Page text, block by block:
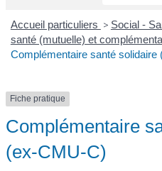
Accueil particuliers > Social -
santé (mutuelle) et
Complémentaire santé solidaire
Fiche pratique
Complémentaire
(ex-CMU-C)